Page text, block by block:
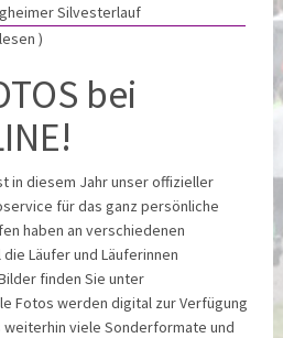
Silvesterlauf
)
bei
in diesem Jahr unser offizieller
für das ganz persönliche
haben an verschiedenen
Läufer und Läuferinnen
finden Sie unter
Fotos werden digital zur Verfügung
viele Sonderformate und